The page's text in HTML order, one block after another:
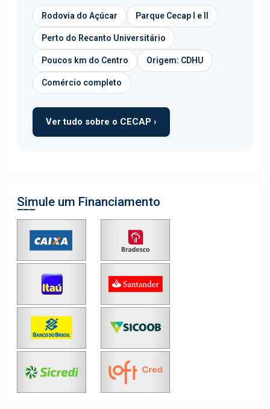
Rodovia do Açúcar Parque Cecap I e II
Perto do Recanto Universitário
Poucos km do Centro Origem: CDHU
Comércio completo
Ver tudo sobre o CECAP ›
Simule um Financiamento